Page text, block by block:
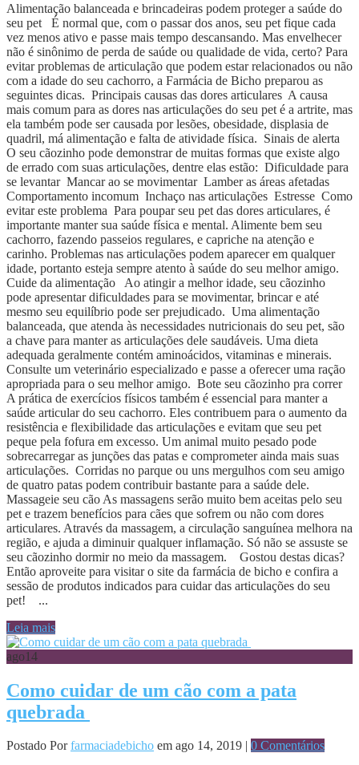
Alimentação balanceada e brincadeiras podem proteger a saúde do
seu pet É normal que, com o passar dos anos, seu pet fique cada
vez menos ativo e passe mais tempo descansando. Mas envelhecer
não é sinônimo de perda de saúde ou qualidade de vida, certo? Para
evitar problemas de articulação que podem estar relacionados ou não
com a idade do seu cachorro, a Farmácia de Bicho preparou as
seguintes dicas. Principais causas das dores articulares A causa
mais comum para as dores nas articulações do seu pet é a artrite, mas
ela também pode ser causada por lesões, obesidade, displasia de
quadril, má alimentação e falta de atividade física. Sinais de alerta
O seu cãozinho pode demonstrar de muitas formas que existe algo
de errado com suas articulações, dentre elas estão: Dificuldade para
se levantar Mancar ao se movimentar Lamber as áreas afetadas
Comportamento incomum Inchaço nas articulações Estresse Como
evitar este problema Para poupar seu pet das dores articulares, é
importante manter sua saúde física e mental. Alimente bem seu
cachorro, fazendo passeios regulares, e capriche na atenção e
carinho. Problemas nas articulações podem aparecer em qualquer
idade, portanto esteja sempre atento à saúde do seu melhor amigo.
Cuide da alimentação Ao atingir a melhor idade, seu cãozinho
pode apresentar dificuldades para se movimentar, brincar e até
mesmo seu equilíbrio pode ser prejudicado. Uma alimentação
balanceada, que atenda às necessidades nutricionais do seu pet, são
a chave para manter as articulações dele saudáveis. Uma dieta
adequada geralmente contém aminoácidos, vitaminas e minerais.
Consulte um veterinário especializado e passe a oferecer uma ração
apropriada para o seu melhor amigo. Bote seu cãozinho pra correr
A prática de exercícios físicos também é essencial para manter a
saúde articular do seu cachorro. Eles contribuem para o aumento da
resistência e flexibilidade das articulações e evitam que seu pet
peque pela fofura em excesso. Um animal muito pesado pode
sobrecarregar as junções das patas e comprometer ainda mais suas
articulações. Corridas no parque ou uns mergulhos com seu amigo
de quatro patas podem contribuir bastante para a saúde dele.
Massageie seu cão As massagens serão muito bem aceitas pelo seu
pet e trazem benefícios para cães que sofrem ou não com dores
articulares. Através da massagem, a circulação sanguínea melhora na
região, e ajuda a diminuir qualquer inflamação. Só não se assuste se
seu cãozinho dormir no meio da massagem. Gostou destas dicas?
Então aproveite para visitar o site da farmácia de bicho e confira a
sessão de produtos indicados para cuidar das articulações do seu
pet! ...
Leia mais
ago14
Como cuidar de um cão com a pata
quebrada
Postado Porfarmaciadebicho em ago 14, 2019 | 0 Comentários